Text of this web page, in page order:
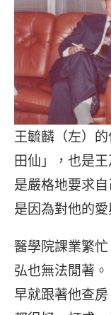
王毓麟（左）
田仙」，也是
是嚴格地要求
是因為對他的愛
醫學院課業繁
弘也無法閒著
早就跟著他查